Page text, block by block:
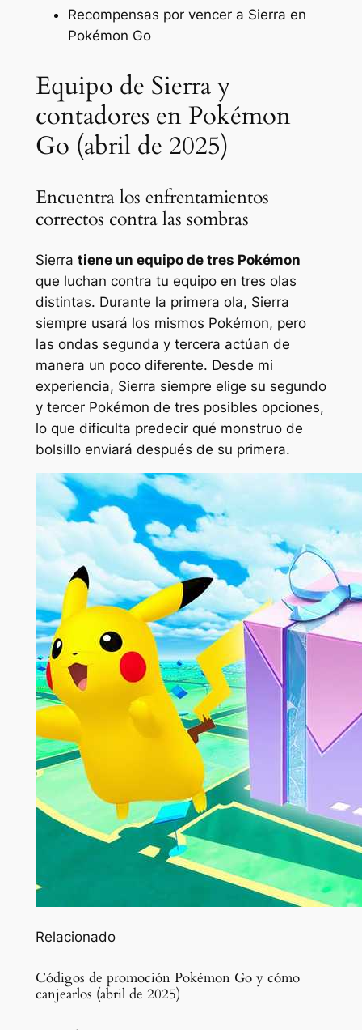
Recompensas por vencer a Sierra en
Pokémon Go
Equipo de Sierra y
contadores en Pokémon
Go (abril de 2025)
Encuentra los enfrentamientos
correctos contra las sombras
Sierra tiene un equipo de tres Pokémon
que luchan contra tu equipo en tres olas
distintas. Durante la primera ola, Sierra
siempre usará los mismos Pokémon, pero
las ondas segunda y tercera actúan de
manera un poco diferente. Desde mi
experiencia, Sierra siempre elige su segundo
y tercer Pokémon de tres posibles opciones,
lo que dificulta predecir qué monstruo de
bolsillo enviará después de su primera.
Relacionado
Códigos de promoción Pokémon Go y cómo
canjearlos (abril de 2025)